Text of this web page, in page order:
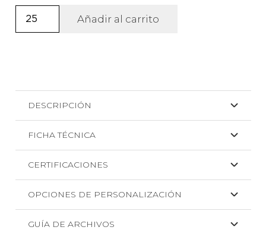
Monedero
Añadir al carrito
DESCRIPCIÓN
FICHA TÉCNICA
CERTIFICACIONES
OPCIONES DE PERSONALIZACIÓN
GUÍA DE ARCHIVOS